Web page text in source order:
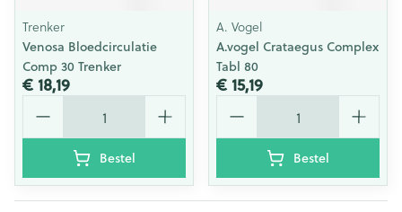
Trenker
Venosa Bloedcirculatie
Comp 30 Trenker
€ 18,19
Aantal
Bestel
A. Vogel
A.vogel Crataegus Complex
Tabl 80
€ 15,19
Aantal
Bestel